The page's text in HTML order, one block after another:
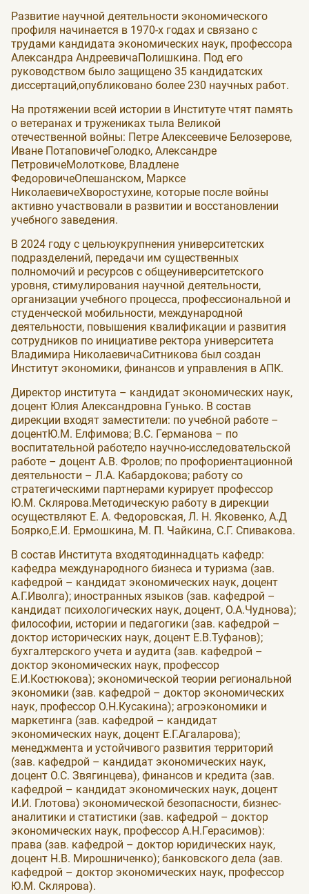
Развитие научной деятельности экономического
профиля начинается в 1970-х годах и связано с
трудами кандидата экономических наук, профессора
Александра АндреевичаПолишкина. Под его
руководством было защищено 35 кандидатских
диссертаций,опубликовано более 230 научных работ.
На протяжении всей истории в Институте чтят память
о ветеранах и тружениках тыла Великой
отечественной войны: Петре Алексеевиче Белозерове,
Иване ПотаповичеГолодко, Александре
ПетровичеМолоткове, Владлене
ФедоровичеОпешанском, Марксе
НиколаевичеХворостухине, которые после войны
активно участвовали в развитии и восстановлении
учебного заведения.
В 2024 году с цельюукрупнения университетских
подразделений, передачи им существенных
полномочий и ресурсов с общеуниверситетского
уровня, стимулирования научной деятельности,
организации учебного процесса, профессиональной и
студенческой мобильности, международной
деятельности, повышения квалификации и развития
сотрудников по инициативе ректора университета
Владимира НиколаевичаСитникова был создан
Институт экономики, финансов и управления в АПК.
Директор института – кандидат экономических наук,
доцент Юлия Александровна Гунько. В состав
дирекции входят заместители: по учебной работе –
доцентЮ.М. Елфимова; В.С. Германова – по
воспитательной работе;по научно-исследовательской
работе – доцент А.В. Фролов; по профориентационной
деятельности – Л.А. Кабардокова; работу со
стратегическими партнерами курирует профессор
Ю.М. Склярова.Методическую работу в дирекции
осуществляют Е. А. Федоровская, Л. Н. Яковенко, А.Д
Боярко,Е.И. Ермошкина, М. П. Чайкина, С.Г. Спивакова.
В состав Института входятодиннадцать кафедр:
кафедра международного бизнеса и туризма (зав.
кафедрой – кандидат экономических наук, доцент
А.Г.Иволга); иностранных языков (зав. кафедрой –
кандидат психологических наук, доцент, О.А.Чуднова);
философии, истории и педагогики (зав. кафедрой –
доктор исторических наук, доцент Е.В.Туфанов);
бухгалтерского учета и аудита (зав. кафедрой –
доктор экономических наук, профессор
Е.И.Костюкова); экономической теории региональной
экономики (зав. кафедрой – доктор экономических
наук, профессор О.Н.Кусакина); агроэкономики и
маркетинга (зав. кафедрой – кандидат
экономических наук, доцент Е.Г.Агаларова);
менеджмента и устойчивого развития территорий
(зав. кафедрой – кандидат экономических наук,
доцент О.С. Звягинцева), финансов и кредита (зав.
кафедрой – кандидат экономических наук, доцент
И.И. Глотова) экономической безопасности, бизнес-
аналитики и статистики (зав. кафедрой – доктор
экономических наук, профессор А.Н.Герасимов):
права (зав. кафедрой – доктор юридических наук,
доцент Н.В. Мирошниченко); банковского дела (зав.
кафедрой – доктор экономических наук, профессор
Ю.М. Склярова).